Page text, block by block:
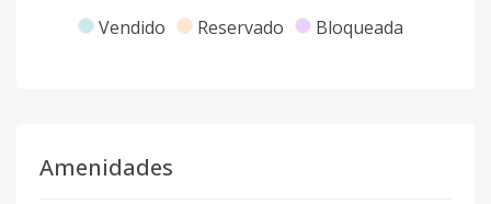
Vendido Reservado Bloqueada
Amenidades